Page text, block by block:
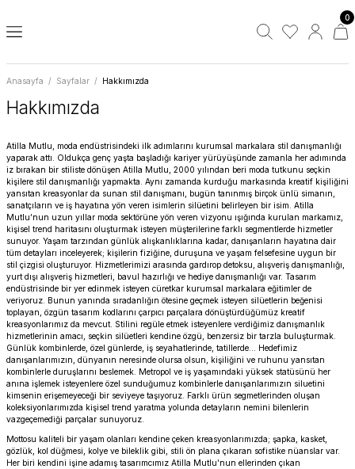
0
Anasayfa Sayfalar Hakkımızda
Hakkımızda
Atilla Mutlu, moda endüstrisindeki ilk adımlarını kurumsal markalara stil danışmanlığı
yaparak attı. Oldukça genç yaşta başladığı kariyer yürüyüşünde zamanla her adımında
iz bırakan bir stiliste dönüşen Atilla Mutlu, 2000 yılından beri moda tutkunu seçkin
kişilere stil danışmanlığı yapmakta. Aynı zamanda kurduğu markasında kreatif kişiliğini
yansıtan kreasyonlar da sunan stil danışmanı, bugün tanınmış birçok ünlü simanın,
sanatçıların ve iş hayatına yön veren isimlerin silüetini belirleyen bir isim. Atilla
Mutlu’nun uzun yıllar moda sektörüne yön veren vizyonu ışığında kurulan markamız,
kişisel trend haritasını oluşturmak isteyen müşterilerine farklı segmentlerde hizmetler
sunuyor. Yaşam tarzından günlük alışkanlıklarına kadar, danışanların hayatına dair
tüm detayları inceleyerek; kişilerin fiziğine, duruşuna ve yaşam felsefesine uygun bir
stil çizgisi oluşturuyor. Hizmetlerimizi arasında gardırop detoksu, alışveriş danışmanlığı,
yurt dışı alışveriş hizmetleri, bavul hazırlığı ve hediye danışmanlığı var. Tasarım
endüstrisinde bir yer edinmek isteyen cüretkar kurumsal markalara eğitimler de
veriyoruz. Bunun yanında sıradanlığın ötesine geçmek isteyen silüetlerin beğenisi
toplayan, özgün tasarım kodlarını çarpıcı parçalara dönüştürdüğümüz kreatif
kreasyonlarımız da mevcut. Stilini regüle etmek isteyenlere verdiğimiz danışmanlık
hizmetlerinin amacı, seçkin silüetleri kendine özgü, benzersiz bir tarzla buluşturmak.
Günlük kombinlerde, özel günlerde, iş seyahatlerinde, tatillerde… Hedefimiz
danışanlarımızın, dünyanın neresinde olursa olsun, kişiliğini ve ruhunu yansıtan
kombinlerle duruşlarını beslemek. Metropol ve iş yaşamındaki yüksek statüsünü her
anına işlemek isteyenlere özel sunduğumuz kombinlerle danışanlarımızın siluetini
kimsenin erişemeyeceği bir seviyeye taşıyoruz. Farklı ürün segmetlerinden oluşan
koleksiyonlarımızda kişisel trend yaratma yolunda detayların nemini bilenlerin
vazgeçemediği parçalar sunuyoruz.
Mottosu kaliteli bir yaşam olanları kendine çeken kreasyonlarımızda; şapka, kasket,
gözlük, kol düğmesi, kolye ve bileklik gibi, stili ön plana çıkaran sofistike nüanslar var.
Her biri kendini işine adamış tasarımcımız Atilla Mutlu’nun ellerinden çıkan
Güneş Gözlükleri
Vintage Güneş Gözlükleri
Kutular
Saat Kutusu
Takım Elbise Aksesuarları
Smokin Düğme Takımı
Kravat İğnesi
Yaka İçi Balen
Şapkalar
Fülarlı Fötr Şapka
Hasır Plaj Şapka
Hasır Şapkalar
Nubuk Kovboy Şapka
Kasketler
Takı & Aksesuarlar
Happy Turtles
Kolyeler
Gözlükleri
Tasarım Güneş Gözlükleri
South America
Côte d'Azur
Vintage Güneş Gözlükleri
L’Atelier Vintage
Old Soul
Rodenstock
Rodenstock Kids
Rodenstock Titanium
Rodenstock Women
SuperStar Italy
SuperStar Italy Women
The Golden Era
Şapkalar